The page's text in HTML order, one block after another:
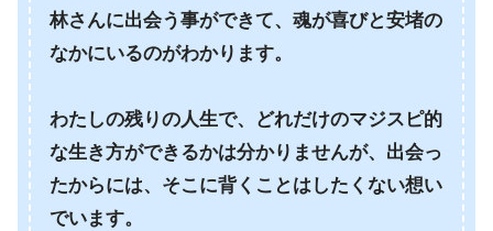
林さんに出会う事ができて、魂が喜びと安堵の
なかにいるのがわかります。
わたしの残りの人生で、どれだけのマジスピ的
な生き方ができるかは分かりませんが、出会っ
たからには、そこに背くことはしたくない想い
でいます。